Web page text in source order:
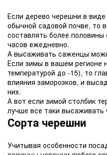
Если дерево черешни в
обычной садовой почве, то
составлять более половины
часов ежедневно.
А высаживать саженцы
Если зимы в вашем регионе
температурой до -15), то
влияния заморозков, и
них.
А вот если зимой столбик
лучше все таки
Сорта черешни
Учитывая особенности